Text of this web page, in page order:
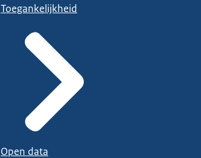
Toegankelijkheid
Open data